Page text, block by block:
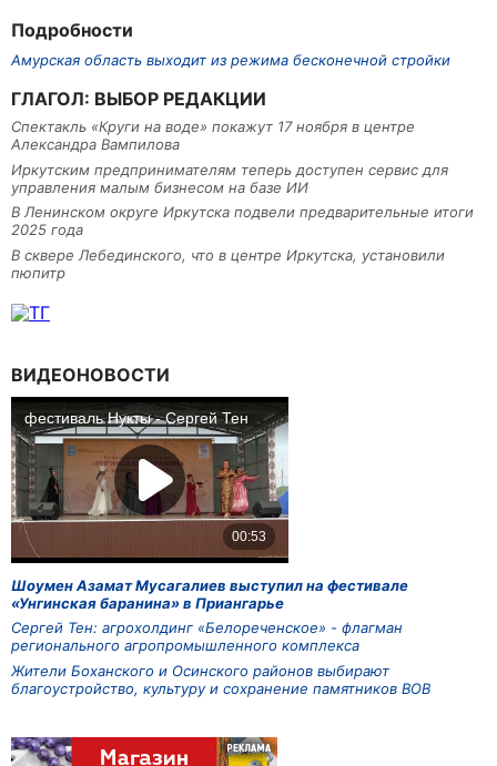
Подробности
Амурская область выходит из режима бесконечной стройки
ГЛАГОЛ: ВЫБОР РЕДАКЦИИ
Спектакль «Круги на воде» покажут 17 ноября в центре
Александра Вампилова
Иркутским предпринимателям теперь доступен сервис для
управления малым бизнесом на базе ИИ
В Ленинском округе Иркутска подвели предварительные итоги
2025 года
В сквере Лебединского, что в центре Иркутска, установили
пюпитр
ВИДЕОНОВОСТИ
Шоумен Азамат Мусагалиев выступил на фестивале
«Унгинская баранина» в Приангарье
Сергей Тен: агрохолдинг «Белореченское» - флагман
регионального агропромышленного комплекса
Жители Боханского и Осинского районов выбирают
благоустройство, культуру и сохранение памятников ВОВ